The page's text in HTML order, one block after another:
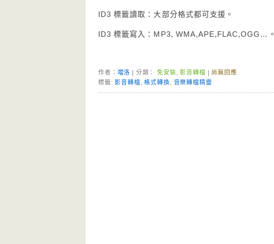
ID3 標籤讀取：大部分格式都可支援。
ID3 標籤寫入：MP3, WMA,APE,FLAC,OGG…。
作者： 噹洛 | 分類：免安裝,影音轉檔
尚無回應
標籤:影音轉檔,格式轉換, 音樂轉檔精靈